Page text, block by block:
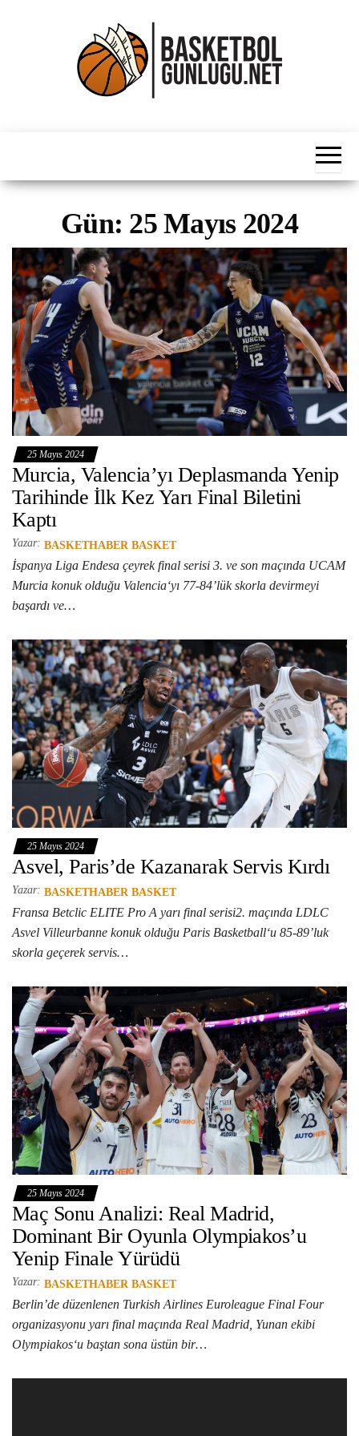
Ligleri
Gün: 25 Mayıs 2024
25 Mayıs 2024
Murcia, Valencia’yı Deplasmanda Yenip
Tarihinde İlk Kez Yarı Final Biletini
Kaptı
Yazar: BASKETHABER BASKET
İspanya Liga Endesa çeyrek final serisi 3. ve son maçında UCAM
Murcia konuk olduğu Valencia‘yı 77-84’lük skorla devirmeyi
başardı ve…
25 Mayıs 2024
Asvel, Paris’de Kazanarak Servis Kırdı
Yazar: BASKETHABER BASKET
Fransa Betclic ELITE Pro A yarı final serisi2. maçında LDLC
Asvel Villeurbanne konuk olduğu Paris Basketball‘u 85-89’luk
skorla geçerek servis…
25 Mayıs 2024
Maç Sonu Analizi: Real Madrid,
Dominant Bir Oyunla Olympiakos’u
Yenip Finale Yürüdü
Yazar: BASKETHABER BASKET
Berlin’de düzenlenen Turkish Airlines Euroleague Final Four
organizasyonu yarı final maçında Real Madrid, Yunan ekibi
Olympiakos‘u baştan sona üstün bir…